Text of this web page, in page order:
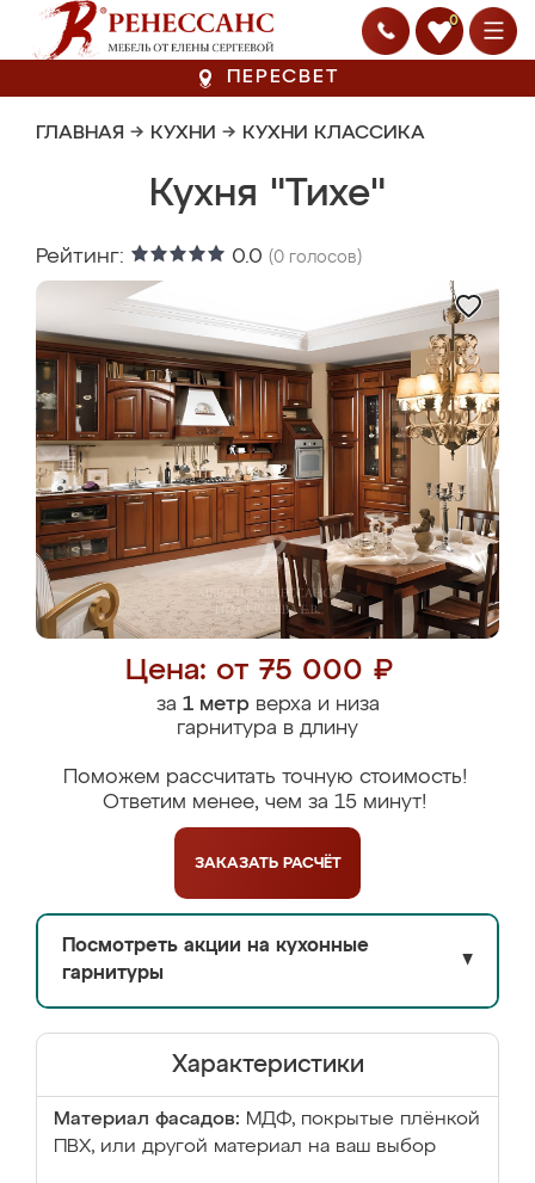
0
ПЕРЕСВЕТ
ГЛАВНАЯ → КУХНИ → КУХНИ КЛАССИКА
Кухня "Тихе"
Рейтинг: 0.0 (0 голосов)
Цена: от 75 000 ₽
за 1 метрверха и низа
гарнитура в длину
Поможем рассчитать точную стоимость!
Ответим менее, чем за 15 минут!
ЗАКАЗАТЬ РАСЧЁТ
Посмотреть акции на кухонные
гарнитуры
▼
Характеристики
Материал фасадов: МДФ, покрытые плёнкой
ПВХ, или другой материал на ваш выбор